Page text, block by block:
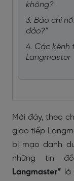
không?
3. Báo chi
đảo?”
4. Các kênh
Langmaster
Mới đây, theo
giao tiếp
bị mạo danh
những tin
Langmaster” là